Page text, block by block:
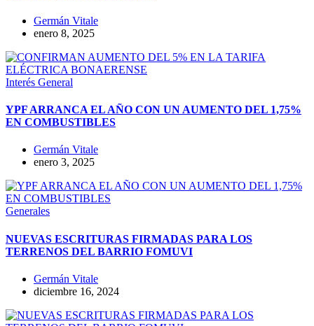
Germán Vitale
enero 8, 2025
Interés General
YPF ARRANCA EL AÑO CON UN AUMENTO DEL 1,75%
EN COMBUSTIBLES
Germán Vitale
enero 3, 2025
Generales
NUEVAS ESCRITURAS FIRMADAS PARA LOS
TERRENOS DEL BARRIO FOMUVI
Germán Vitale
diciembre 16, 2024